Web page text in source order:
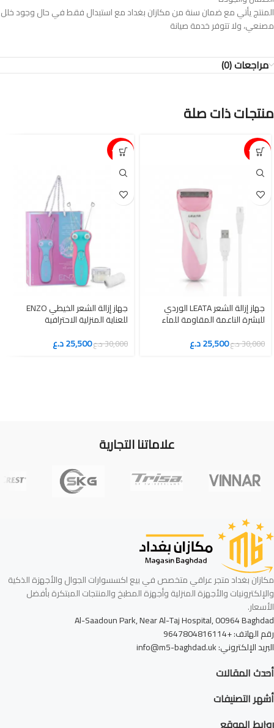
المنتج يأتي مع ضمان سنة من مكازان بغداد مع استبدال فقط في حال وجود خلل
مصنعي، ولا تتوفر خدمة صيانة
مراجعات (0)
منتجات ذات صلة
15%-
جهاز إزالة الشعر LEATA الوردي
للبشرة الناعمة المقاومة للماء
30,000د.ع25,500د.ع
15%-
جهاز إزالة الشعر الخيطي ENZO
للعناية المنزلية الاحترافية
30,000د.ع25,500د.ع
علاماتنا التجارية
مكازان بغداد متجر عراقي متخصص في بيع اكسسوارات الجوال والأجهزة الذكية
والإلكترونيات والأجهزة المنزلية وأجهزة المطبخ والمنتجات المبتكرة بأفضل
الأسعار.
Al-Saadoun Park, Near Al-Taj Hospital, 00964 Baghdad
رقم الهاتف: +9647804816114
البريد الإلكتروني: info@m5-baghdad.uk
أحدث المقالات
أشهر التصنيفات
روابط الموقع